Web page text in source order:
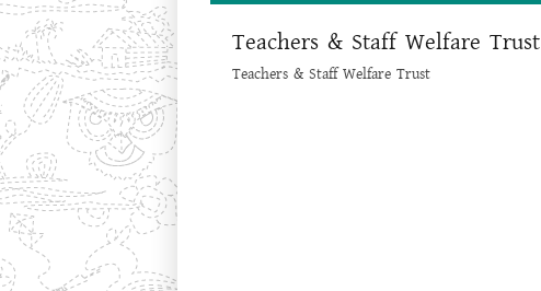
Teachers & Staff Welfare Trust
Teachers & Staff Welfare Trust